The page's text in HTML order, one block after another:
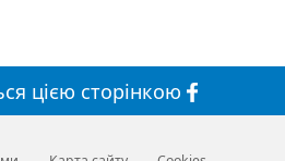
цією сторінкою